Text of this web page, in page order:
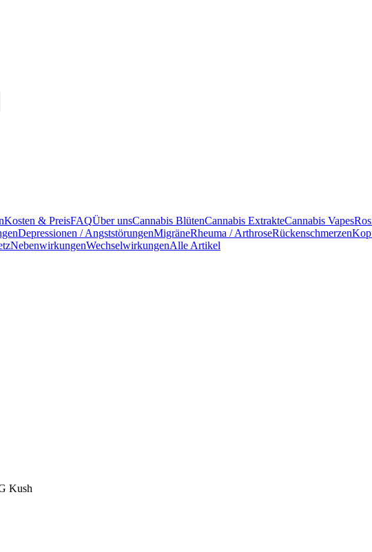
Kosten & PreisFAQÜber unsCannabis BlütenCannabis ExtrakteCannabis Vapes
Depressionen / AngststörungenMigräneRheuma / ArthroseRückenschmerzen
NebenwirkungenWechselwirkungenAlle Artikel
Kush